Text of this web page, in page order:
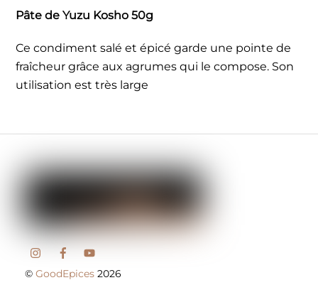
Pâte de Yuzu Kosho 50g
Ce condiment salé et épicé garde une pointe de
fraîcheur grâce aux agrumes qui le compose. Son
utilisation est très large
©GoodEpices 2026